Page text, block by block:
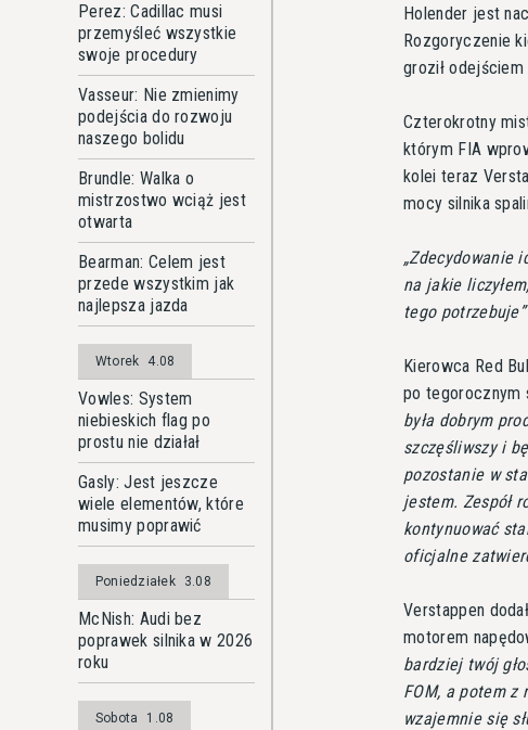
Perez: Cadillac musi
przemyśleć wszystkie
swoje procedury
Vasseur: Nie zmienimy
podejścia do rozwoju
naszego bolidu
Brundle: Walka o
mistrzostwo wciąż jest
otwarta
Bearman: Celem jest
przede wszystkim jak
najlepsza jazda
Wtorek 4.08
Vowles: System
niebieskich flag po
prostu nie działał
Gasly: Jest jeszcze
wiele elementów, które
musimy poprawić
Poniedziałek 3.08
McNish: Audi bez
poprawek silnika w 2026
roku
Sobota 1.08
Holender jest
Rozgoryczenie
groził
Czterokrotny
którym FIA
kolei teraz
mocy silnika
Zdecydowanie
na jakie
tego potrzebuje
Kierowca Red
po tegorocznym
była dobrym
szczęśliwszy i
pozostanie w
jestem. Zespół
kontynuować
oficjalne
Verstappen
motorem
bardziej twój
FOM, a potem z
wzajemnie się